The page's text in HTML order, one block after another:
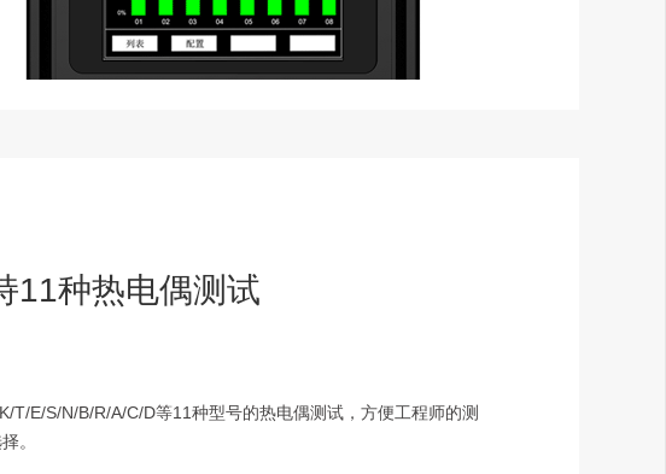
11种热电偶测试
T/E/S/N/B/R/A/C/D等11种型号的热电偶测试，方便工程师的测
。